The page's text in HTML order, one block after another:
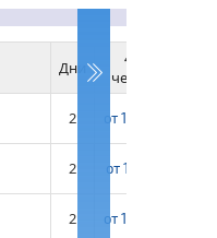
Дни
40+4
человек
2 от12 400 ₽
2 от13 150 ₽
2 от13 400 ₽